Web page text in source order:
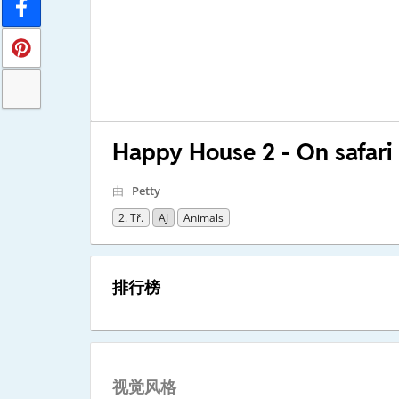
Happy House 2 - On safari
由 Petty
2. Tř. AJ Animals
排行榜
视觉风格